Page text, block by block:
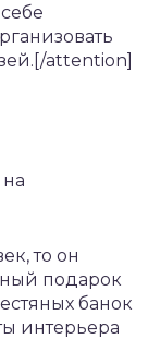
attention]
то он
подарок
банок
интерьера